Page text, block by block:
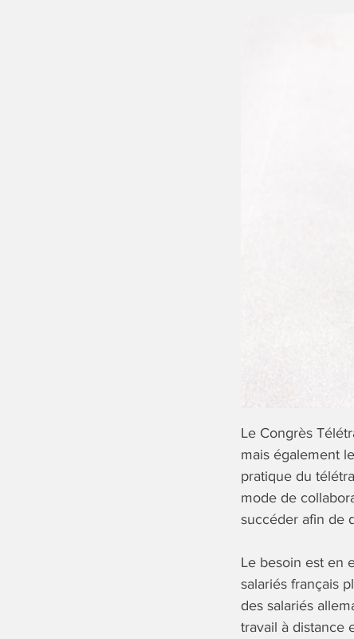
Le Congrès
mais également
pratique du
mode de
succéder afin de
Le besoin est en
salariés français
des salariés
travail à distance